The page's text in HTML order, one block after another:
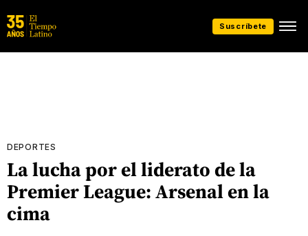
Suscríbete
DEPORTES
La lucha por el liderato de la
Premier League: Arsenal en la
cima